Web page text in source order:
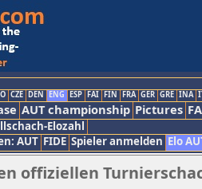
CZE DEN ENG ESP FAI FIN FRA GER GRE INA
AUT championship Pictures
Elozahl
AUT FIDE Spieler anmelden Elo
offiziellen